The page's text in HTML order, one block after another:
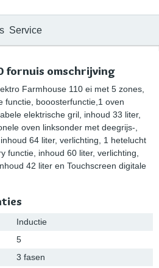
Service
fornuis omschrijving
Farmhouse 110 ei met 5 zones,
functie, booosterfunctie,1 oven
elektrische gril, inhoud 33 liter,
oven linksonder met deegrijs-,
64 liter, verlichting, 1 hetelucht
functie, inhoud 60 liter, verlichting,
42 liter en Touchscreen digitale
Inductie
5
3 fasen